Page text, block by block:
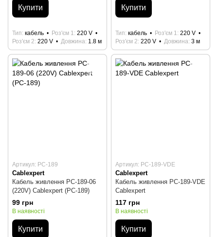
Купити
Тип кабель Роз'єм 1 220 V
Роз'єм 2 220 V Довжина 1.8 м
Купити
Тип кабель Роз'єм 1 220 V
Роз'єм 2 220 V Довжина 3 м
Артикул: PC-189
Cablexpert
Кабель живлення PC-189-06
(220V) Cablexpert (PC-189)
99 грн
В наявності
Купити
Артикул: PC-189-VDE
Cablexpert
Кабель живлення PC-189-VDE
Cablexpert
117 грн
В наявності
Купити